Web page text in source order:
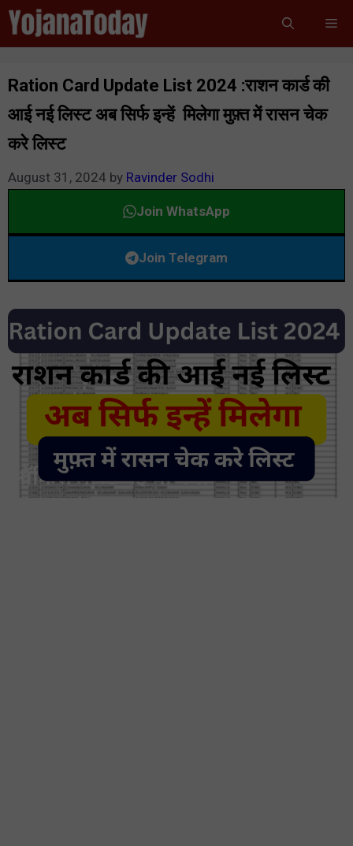
Skip
to
content
Ration Card Update List 2024 :राशन कार्ड की
आई नई लिस्ट अब सिर्फ इन्हें मिलेगा मुफ़्त में रासन चेक
करे लिस्ट
August 31, 2024 by Ravinder Sodhi
Join WhatsApp
Join Telegram